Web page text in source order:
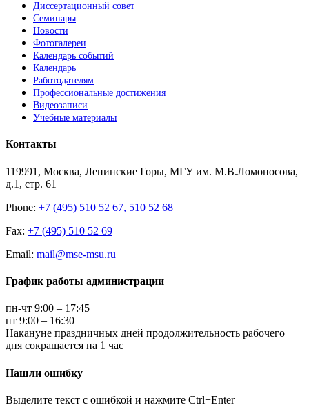
Диссертационный совет
Семинары
Новости
Фотогалереи
Календарь событий
Календарь
Работодателям
Профессиональные достижения
Видеозаписи
Учебные материалы
Контакты
119991, Москва, Ленинские Горы, МГУ им. М.В.Ломоносова,
д.1, стр. 61
Phone: +7 (495) 510 52 67, 510 52 68
Fax: +7 (495) 510 52 69
Email: mail@mse-msu.ru
График работы администрации
пн-чт 9:00 – 17:45
пт 9:00 – 16:30
Накануне праздничных дней продолжительность рабочего
дня сокращается на 1 час
Нашли ошибку
Выделите текст с ошибкой и нажмите Ctrl+Enter